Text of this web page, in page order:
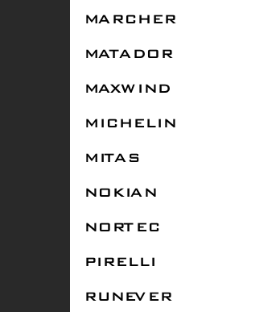
MARCHER
MATADOR
MAXWIND
MICHELIN
MITAS
NOKIAN
NORTEC
PIRELLI
RUNEVER